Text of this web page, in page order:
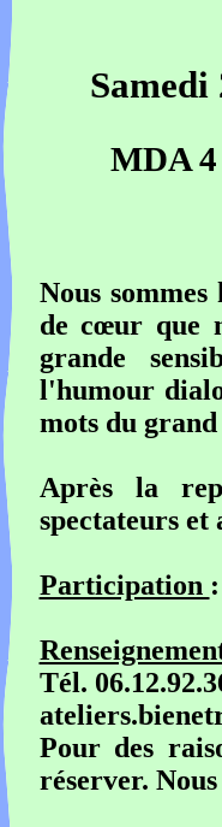
Samedi
MDA4
Nous
de cœur que
grande
l'humour
mots du
Après la
spectateurs
Participation
Tél.
Pour des
réserver.